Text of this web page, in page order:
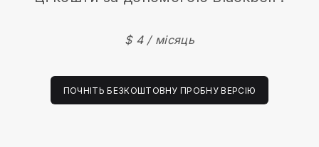
$ 4 / місяць
ПОЧНІТЬ БЕЗКОШТОВНУ ПРОБНУ ВЕРСІЮ